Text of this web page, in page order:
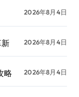
2026年8月4日
2026年8月4日
略 2026年8月4日